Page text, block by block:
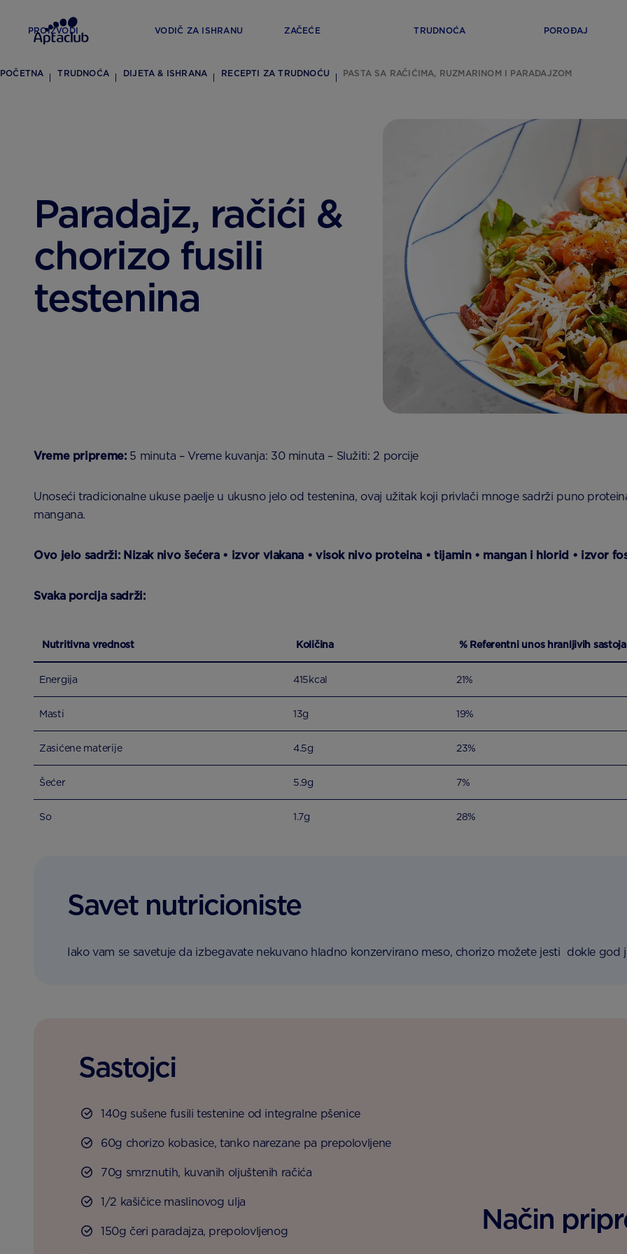
PROIZVODI VODIČ ZA ISHRANU ZAČEĆE TRUDNOĆA POROĐAJ
POČETNA TRUDNOĆA DIJETA & ISHRANA RECEPTI ZA TRUDNOĆU PASTA SA RAČIĆIMA, RUZMARINOM I PARADAJZOM
Paradajz, račići &
chorizo fusili
testenina
Vreme pripreme: 5 minuta – Vreme kuvanja: 30 minuta – Služiti: 2 porcije
Unoseći tradicionalne ukuse paelje u ukusno jelo od testenina, ovaj užitak koji privlači mnoge sadrži puno
mangana.
Ovo jelo sadrži: Nizak nivo šećera • izvor vlakana • visok nivo proteina • tijamin • mangan i hlorid • izvor
Svaka porcija sadrži:
Nutritivna vrednost Količina % Referentni unos hranljivih
Energija 415kcal 21%
Masti 13g 19%
Zasićene materije 4.5g 23%
Šećer 5.9g 7%
So 1.7g 28%
Savet nutricioniste
Iako vam se savetuje da izbegavate nekuvano hladno konzervirano meso, chorizo možete jesti dokle god
Sastojci
140g sušene fusili testenine od integralne pšenice
60g chorizo kobasice, tanko narezane pa prepolovljene
70g smrznutih, kuvanih oljuštenih račića
1/2 kašičice maslinovog ulja
150g čeri paradajza, prepolovljenog Način